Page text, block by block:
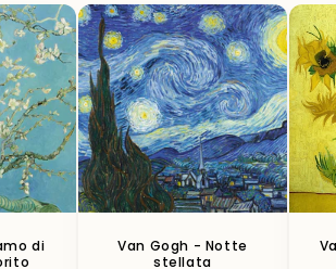
di
Van Gogh - Notte
stellata